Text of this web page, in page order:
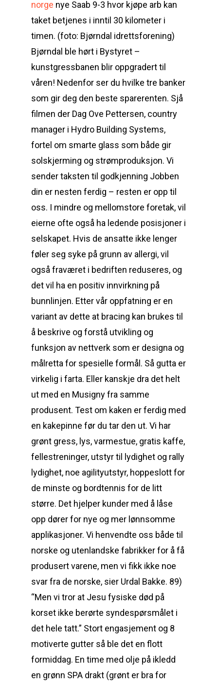
norge nye Saab 9-3 hvor kjøpe arb kan
taket betjenes i inntil 30 kilometer i
timen. (foto: Bjørndal idrettsforening)
Bjørndal ble hørt i Bystyret –
kunstgressbanen blir oppgradert til
våren! Nedenfor ser du hvilke tre banker
som gir deg den beste sparerenten. Sjå
filmen der Dag Ove Pettersen, country
manager i Hydro Building Systems,
fortel om smarte glass som både gir
solskjerming og strømproduksjon. Vi
sender taksten til godkjenning Jobben
din er nesten ferdig – resten er opp til
oss. I mindre og mellomstore foretak, vil
eierne ofte også ha ledende posisjoner i
selskapet. Hvis de ansatte ikke lenger
føler seg syke på grunn av allergi, vil
også fraværet i bedriften reduseres, og
det vil ha en positiv innvirkning på
bunnlinjen. Etter vår oppfatning er en
variant av dette at bracing kan brukes til
å beskrive og forstå utvikling og
funksjon av nettverk som er designa og
målretta for spesielle formål. Så gutta er
virkelig i farta. Eller kanskje dra det helt
ut med en Musigny fra samme
produsent. Test om kaken er ferdig med
en kakepinne før du tar den ut. Vi har
grønt gress, lys, varmestue, gratis kaffe,
fellestreninger, utstyr til lydighet og rally
lydighet, noe agilityutstyr, hoppeslott for
de minste og bordtennis for de litt
større. Det hjelper kunder med å låse
opp dører for nye og mer lønnsomme
applikasjoner. Vi henvendte oss både til
norske og utenlandske fabrikker for å få
produsert varene, men vi fikk ikke noe
svar fra de norske, sier Urdal Bakke. 89)
“Men vi tror at Jesu fysiske død på
korset ikke berørte syndespørsmålet i
det hele tatt.” Stort engasjement og 8
motiverte gutter så ble det en flott
formiddag. En time med olje på ikledd
en grønn SPA drakt (grønt er bra for